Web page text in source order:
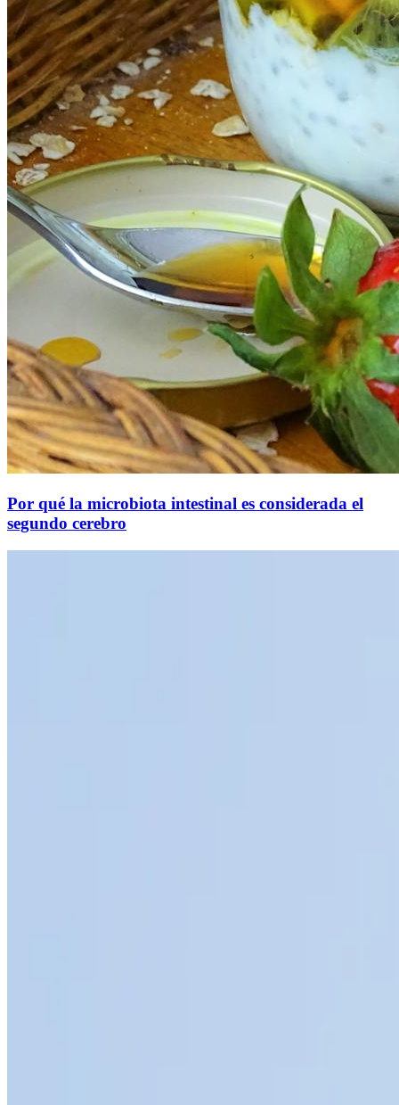
Por qué la microbiota intestinal es considerada el
segundo cerebro